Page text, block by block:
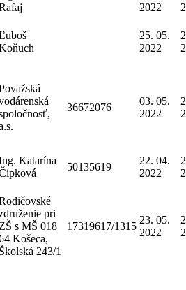
2022
25. 05.
2022
36672076
03. 05.
2022
Katarína
50135619
22. 04.
2022
pri
ZŠ s MŠ 018
Košeca,
Školská 243/1
17319617/1315
23. 05.
2022